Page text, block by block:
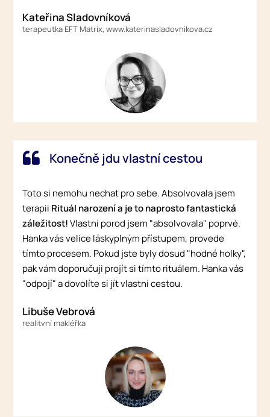
Kateřina Sladovníková
terapeutka EFT Matrix, www.katerinasladovnikova.cz
Konečně jdu vlastní cestou
Toto si nemohu nechat pro sebe. Absolvovala jsem
terapii Rituál narození a je to naprosto fantastická
záležitost!Vlastní porod jsem "absolvovala" poprvé.
Hanka vás velice láskyplným přístupem, provede
tímto procesem. Pokud jste byly dosud "hodné holky",
pak vám doporučuji projít si tímto rituálem. Hanka vás
"odpojí" a dovolíte si jít vlastní cestou.
Libuše Vebrová
realitvní makléřka